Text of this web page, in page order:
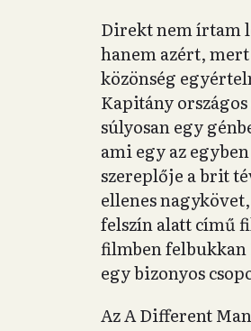
Direkt nem írtam
hanem azért,
közönség
Kapitány
súlyosan egy
ami egy az
szereplője a brit
ellenes
felszín alatt című
filmben felbukkan
egy bizonyos
Az A Different